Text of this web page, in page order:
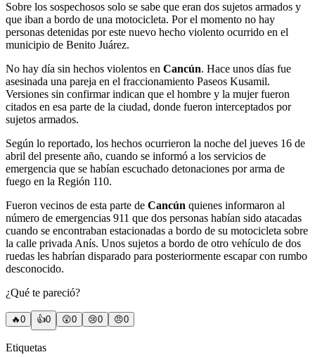
Sobre los sospechosos solo se sabe que eran dos sujetos armados y
que iban a bordo de una motocicleta. Por el momento no hay
personas detenidas por este nuevo hecho violento ocurrido en el
municipio de Benito Juárez.
No hay día sin hechos violentos en Cancún. Hace unos días fue
asesinada una pareja en el fraccionamiento Paseos Kusamil.
Versiones sin confirmar indican que el hombre y la mujer fueron
citados en esa parte de la ciudad, donde fueron interceptados por
sujetos armados.
Según lo reportado, los hechos ocurrieron la noche del jueves 16 de
abril del presente año, cuando se informó a los servicios de
emergencia que se habían escuchado detonaciones por arma de
fuego en la Región 110.
Fueron vecinos de esta parte de Cancún quienes informaron al
número de emergencias 911 que dos personas habían sido atacadas
cuando se encontraban estacionadas a bordo de su motocicleta sobre
la calle privada Anís. Unos sujetos a bordo de otro vehículo de dos
ruedas les habrían disparado para posteriormente escapar con rumbo
desconocido.
¿Qué te pareció?
🔥0 👍0 😲0 😢0 😠0
Etiquetas